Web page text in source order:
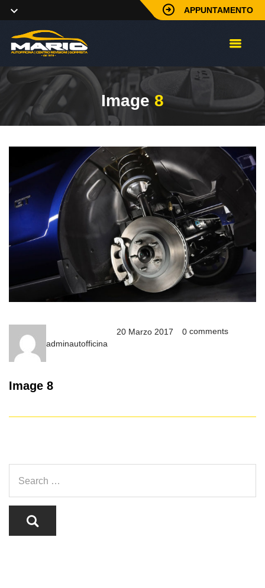
APPUNTAMENTO
Image8
adminautofficina
20 Marzo 2017 0 comments
Image 8